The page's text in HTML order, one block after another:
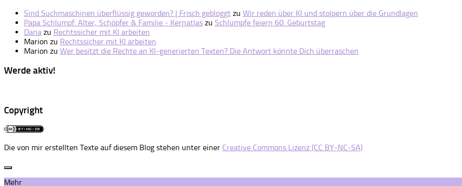
Sind Suchmaschinen überflüssig geworden? | Frisch gebloggt zu Wir reden über KI und stolpern über die Grundlagen
Papa Schlumpf: Alter, Schöpfer & Familie - Kernatlas zu Schlümpfe feiern 60. Geburtstag
Dana zu Rechtssicher mit KI arbeiten
Marion zu Rechtssicher mit KI arbeiten
Marion zu Wer besitzt die Rechte an KI-generierten Texten? Die Antwort könnte Dich überraschen
Werde aktiv!
Copyright
Die von mir erstellten Texte auf diesem Blog stehen unter einer Creative Commons Lizenz (CC BY-NC-SA)
Mehr